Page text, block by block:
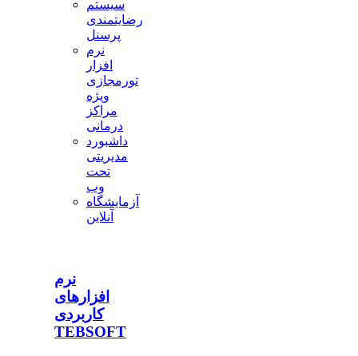
سیستم
رضایتمندی
پرسنل
نرم
افزار
تورمجازی
ویژه
مراکز
درمانی
داشبورد
مدیریتی
تحت
وب
آزمایشگاه
آنلاین
نرم
افزارهای
کاربردی
TEBSOFT